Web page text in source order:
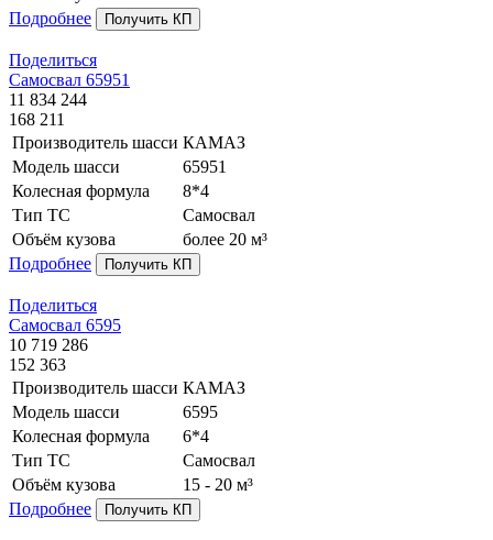
Подробнее
Получить КП
Поделиться
Самосвал 65951
11 834 244
168 211
Производитель шасси КАМАЗ
Модель шасси
65951
Колесная формула
8*4
Тип ТС
Самосвал
Объём кузова
более 20 м³
Подробнее
Получить КП
Поделиться
Самосвал 6595
10 719 286
152 363
Производитель шасси КАМАЗ
Модель шасси
6595
Колесная формула
6*4
Тип ТС
Самосвал
Объём кузова
15 - 20 м³
Подробнее
Получить КП